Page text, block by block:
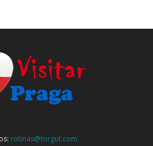
rotinas@torgut.com